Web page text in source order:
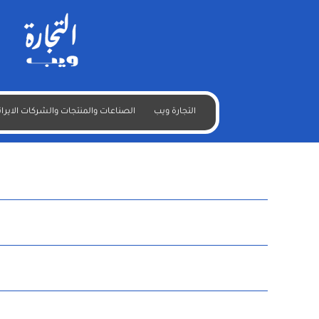
التجارة ويب الصناعات والمنتجات والشركات